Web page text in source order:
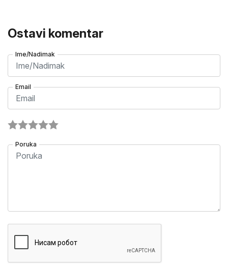
Ostavi komentar
Ime/Nadimak
Email
Poruka